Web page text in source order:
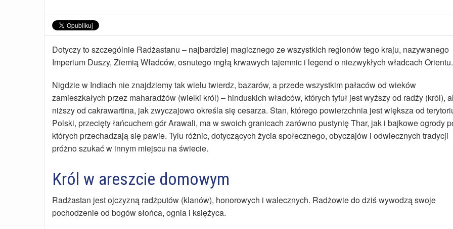
Dotyczy to szczególnie Radżastanu – najbardziej magicznego ze wszystkich regionów tego kraju, nazywanego
Imperium Duszy, Ziemią Władców, osnutego mgłą krwawych tajemnic i legend o niezwykłych władcach Orientu.
Nigdzie w Indiach nie znajdziemy tak wielu twierdz, bazarów, a przede wszystkim pałaców od wieków
zamieszkałych przez maharadżów (wielki król) – hinduskich władców, których tytuł jest wyższy od radży (król),
niższy od cakrawartina, jak zwyczajowo określa się cesarza. Stan, którego powierzchnia jest większa od
Polski, przecięty łańcuchem gór Arawali, ma w swoich granicach zarówno pustynię Thar, jak i bajkowe ogrody
których przechadzają się pawie. Tylu różnic, dotyczących życia społecznego, obyczajów i odwiecznych tradycji
próżno szukać w innym miejscu na świecie.
Król w areszcie domowym
Radżastan jest ojczyzną radżputów (klanów), honorowych i walecznych. Radżowie do dziś wywodzą swoje
pochodzenie od bogów słońca, ognia i księżyca.